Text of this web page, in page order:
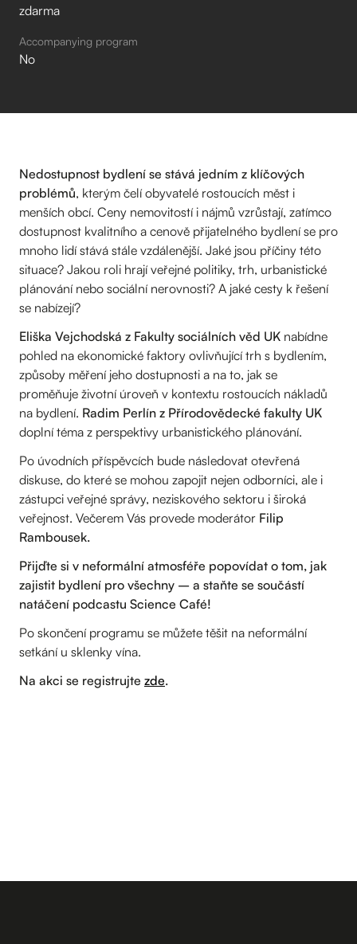
zdarma
Accompanying program
No
Nedostupnost bydlení se stává jedním z klíčových
problémů, kterým čelí obyvatelé rostoucích měst i
menších obcí. Ceny nemovitostí i nájmů vzrůstají, zatímco
dostupnost kvalitního a cenově přijatelného bydlení se pro
mnoho lidí stává stále vzdálenější. Jaké jsou příčiny této
situace? Jakou roli hrají veřejné politiky, trh, urbanistické
plánování nebo sociální nerovnosti? A jaké cesty k řešení
se nabízejí?
Eliška Vejchodská z Fakulty sociálních věd UK nabídne
pohled na ekonomické faktory ovlivňující trh s bydlením,
způsoby měření jeho dostupnosti a na to, jak se
proměňuje životní úroveň v kontextu rostoucích nákladů
na bydlení. Radim Perlín z Přírodovědecké fakulty UK
doplní téma z perspektivy urbanistického plánování.
Po úvodních příspěvcích bude následovat otevřená
diskuse, do které se mohou zapojit nejen odborníci, ale i
zástupci veřejné správy, neziskového sektoru i široká
veřejnost. Večerem Vás provede moderátor Filip
Rambousek.
Přijďte si v neformální atmosféře popovídat o tom, jak
zajistit bydlení pro všechny – a staňte se součástí
natáčení podcastu Science Café!
Po skončení programu se můžete těšit na neformální
setkání u sklenky vína.
Na akci se registrujte zde.